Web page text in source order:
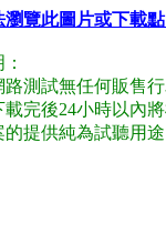
瀏覽此圖片或下載
路測試無任何販售
載完後24小時以內
的提供純為試聽用